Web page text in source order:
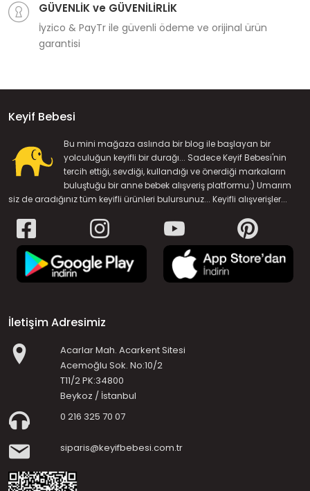
GÜVENLİK ve GÜVENİLİRLİK
İyzico & PayTr ile güvenli ödeme ve orijinal ürün
garantisi
Keyif Bebesi
Bu mini mağaza aslında bir blog ile başlayan bir
yolculuğun keyifli bir durağı... Sadece Keyif Bebesi'nin
tercih ettiği, sevdiği, kullandığı ve önerdiği markaların
buluştuğu bir anne bebek alışveriş platformu:) Umarım
siz de aradığınız tüm keyifli ürünleri bulursunuz... Keyifli alışverişler...
İletişim Adresimiz
Acarlar Mah. Acarkent Sitesi
Acemoğlu Sok. No:10/2
T11/2 PK:34800
Beykoz / İstanbul
0 216 325 70 07
siparis@keyifbebesi.com.tr